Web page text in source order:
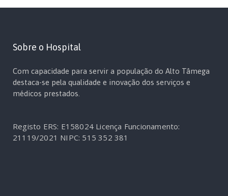
Sobre o Hospital
Com capacidade para servir a população do Alto Tâmega
destaca-se pela qualidade e inovação dos serviços e
médicos prestados.
Registo ERS: E158024 Licença Funcionamento:
21119/2021 NIPC: 515 352 381